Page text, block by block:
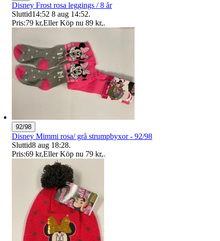
Disney Frost rosa leggings / 8 år
Sluttid14:52 8 aug 14:52.
Pris:79 kr,Eller Köp nu 89 kr,.
92/98
Disney Mimmi rosa/ grå strumpbyxor - 92/98
Sluttid8 aug 18:28.
Pris:69 kr,Eller Köp nu 79 kr,.